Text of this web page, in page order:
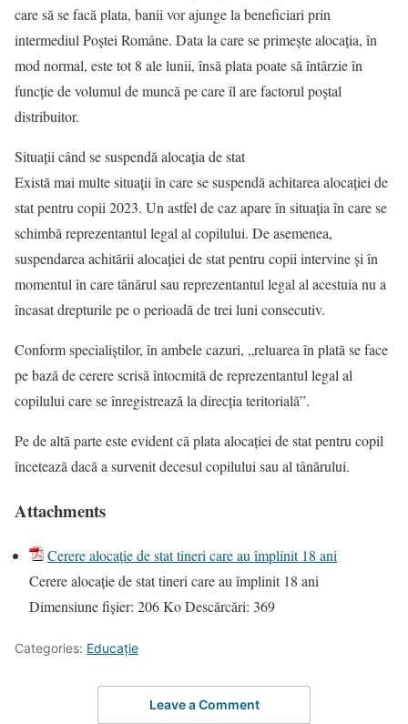
care să se facă plata, banii vor ajunge la beneficiari prin
intermediul Poștei Române. Data la care se primeşte alocaţia, în
mod normal, este tot 8 ale lunii, însă plata poate să întârzie în
funcție de volumul de muncă pe care îl are factorul poștal
distribuitor.
Situaţii când se suspendă alocaţia de stat
Există mai multe situaţii în care se suspendă achitarea alocaţiei de
stat pentru copii 2023. Un astfel de caz apare în situaţia în care se
schimbă reprezentantul legal al copilului. De asemenea,
suspendarea achitării alocaţiei de stat pentru copii intervine şi în
momentul în care tânărul sau reprezentantul legal al acestuia nu a
încasat drepturile pe o perioadă de trei luni consecutiv.
Conform specialiştilor, în ambele cazuri, „reluarea în plată se face
pe bază de cerere scrisă întocmită de reprezentantul legal al
copilului care se înregistrează la direcția teritorială”.
Pe de altă parte este evident că plata alocaţiei de stat pentru copil
încetează dacă a survenit decesul copilului sau al tânărului.
Attachments
Cerere alocație de stat tineri care au împlinit 18 ani
Cerere alocație de stat tineri care au împlinit 18 ani
Dimensiune fișier: 206 KoDescărcări: 369
Categories: Educație
Leave a Comment